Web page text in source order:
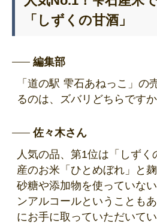
「しずくの甘酒」
編集部
「道の駅 雫石あねっこ」の
るのは、ズバリどちらですか
佐々木さん
人気の品、第1位は「しず
産のお米「ひとめぼれ」と
砂糖や添加物を使っていな
ンアルコールということも
にお手に取っていただいてい